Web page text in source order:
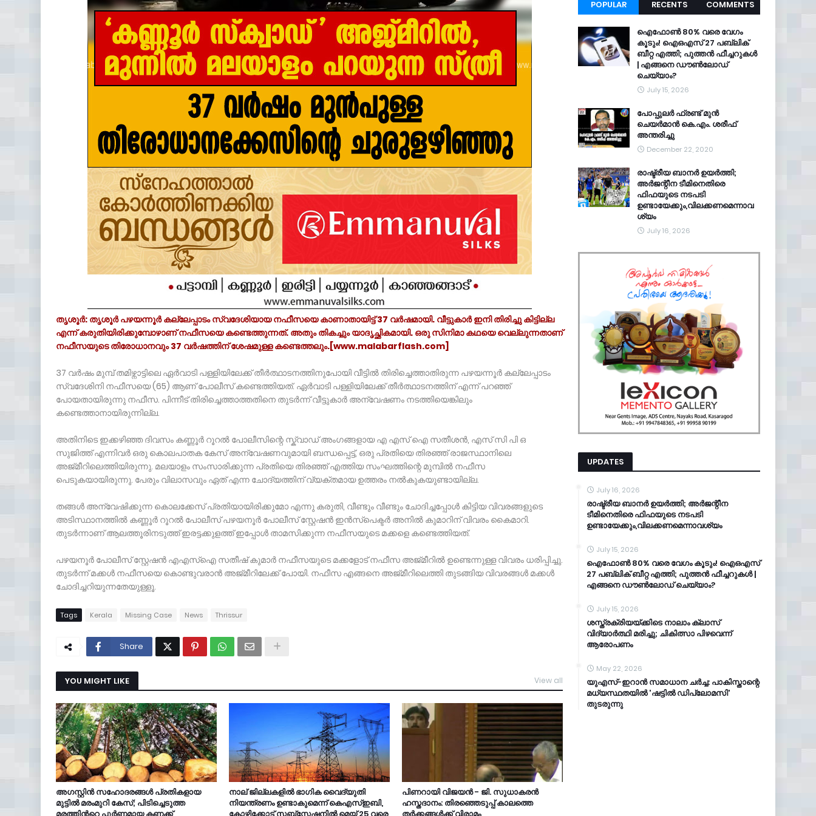
തൃശൂർ: തൃശൂർ പഴയന്നൂർ കല്ലേപ്പാടം സ്വദേശിയായ നഫീസയെ കാണാതായിട്ട് 37 വർഷമായി. വീട്ടുകാർ ഇനി തിരിച്ചു കിട്ടില്ല
എന്ന് കരുതിയിരിക്കുമ്പോഴാണ് നഫീസയെ കണ്ടെത്തുന്നത്. അതും തികച്ചും യാദൃച്ഛികമായി. ഒരു സിനിമാ കഥയെ വെല്ലുന്നതാണ്
നഫീസയുടെ തിരോധാനവും 37 വർഷത്തിന് ശേഷമുള്ള കണ്ടെത്തലും.[www.malabarflash.com]
37 വർഷം മുമ്പ് തമിഴ്നാട്ടിലെ ഏർവാടി പള്ളിയിലേക്ക് തീർത്ഥാടനത്തിനുപോയി വീട്ടിൽ തിരിച്ചെത്താതിരുന്ന പഴയന്നൂർ കല്ലേപ്പാടം
സ്വദേശിനി നഫീസയെ (65) ആണ് പോലീസ് കണ്ടെത്തിയത്. ഏർവാടി പള്ളിയിലേക്ക് തീർത്ഥാടനത്തിന് എന്ന് പറഞ്ഞ്
പോയതായിരുന്നു നഫീസ. പിന്നീട് തിരിച്ചെത്താത്തതിനെ തുടർന്ന് വീട്ടുകാർ അന്വേഷണം നടത്തിയെങ്കിലും
കണ്ടെത്താനായിരുന്നില്ല.
അതിനിടെ ഇക്കഴിഞ്ഞ ദിവസം കണ്ണൂർ റൂറൽ പോലീസിന്റെ സ്ക്വാഡ് അംഗങ്ങളായ എ എസ് ഐ സതീശൻ, എസ് സി പി ഒ
സുജിത്ത് എന്നിവർ ഒരു കൊലപാതക കേസ് അന്വേഷണവുമായി ബന്ധപ്പെട്ട്, ഒരു പ്രതിയെ തിരഞ്ഞ് രാജസ്ഥാനിലെ
അജ്മീറിലെത്തിയിരുന്നു. മലയാളം സംസാരിക്കുന്ന പ്രതിയെ തിരഞ്ഞ് എത്തിയ സംഘത്തിന്റെ മുമ്പിൽ നഫീസ
പെടുകയായിരുന്നു. പേരും വിലാസവും ഏത് എന്ന ചോദ്യത്തിന് വ്യക്തമായ ഉത്തരം നൽകുകയുണ്ടായില്ല.
തങ്ങൾ അന്വേഷിക്കുന്ന കൊലക്കേസ് പ്രതിയായിരിക്കുമോ എന്നു കരുതി, വീണ്ടും വീണ്ടും ചോദിച്ചപ്പോൾ കിട്ടിയ വിവരങ്ങളുടെ
അടിസ്ഥാനത്തിൽ കണ്ണൂർ റൂറൽ പോലീസ് പഴയനൂർ പോലീസ് സ്റ്റേഷൻ ഇൻസ്പെക്ടർ അനിൽ കുമാറിന് വിവരം കൈമാറി.
തുടർന്നാണ് ആലത്തൂരിനടുത്ത് ഇരട്ടക്കുളത്ത് ഇപ്പോൾ താമസിക്കുന്ന നഫീസയുടെ മക്കളെ കണ്ടെത്തിയത്.
പഴയനൂർ പോലീസ് സ്റ്റേഷൻ എഎസ്ഐ സതീഷ് കുമാർ നഫീസയുടെ മക്കളോട് നഫീസ അജ്മീറിൽ ഉണ്ടെന്നുള്ള വിവരം ധരിപ്പിച്ചു.
തുടര്‍ന്ന് മക്കൾ നഫീസയെ കൊണ്ടുവരാന്‍ അജ്മീറിലേക്ക് പോയി. നഫീസ എങ്ങനെ അജ്മീറിലെത്തി തുടങ്ങിയ വിവരങ്ങള്‍ മക്കള്‍
ചോദിച്ചറിയുന്നതേയുള്ളൂ.
Tags Kerala Missing Case News Thrissur
Share
YOU MIGHT LIKE View all
അഗസ്റ്റിൻ സഹോദരങ്ങൾ പ്രതികളായ
മുട്ടിൽ മരംമുറി കേസ്; പിടിച്ചെടുത്ത
നാല് ജില്ലകളിൽ ഭാഗിക വൈദ്യുതി
നിയന്ത്രണം ഉണ്ടാകുമെന്ന് കെഎസ്ഇബി,
പിണറായി വിജയൻ - ജി. സുധാകരൻ
ഹസ്തദാനം: തിരഞ്ഞെടുപ്പ് കാലത്തെ
POPULAR RECENTS COMMENTS
ഐഫോൺ 80% വരെ വേഗം
കൂടും! ഐഒഎസ് 27 പബ്ലിക്
ബീറ്റ എത്തി; പുത്തൻ ഫീച്ചറുകൾ
| എങ്ങനെ ഡൗൺലോഡ്
ചെയ്യാം?
July 15, 2026
പോപ്പുലർ ഫ്രണ്ട്​ മുൻ
ചെയർമാൻ കെ.എം. ശരീഫ്​
അന്തരിച്ചു
December 22, 2020
രാഷ്ട്രീയ ബാനർ ഉയർത്തി;
അർജന്റീന ടീമിനെതിരെ
ഫിഫയുടെ നടപടി
ഉണ്ടായേക്കും,വിലക്കണമെന്നാവ
ശ്യം
July 16, 2026
UPDATES
July 16, 2026
രാഷ്ട്രീയ ബാനർ ഉയർത്തി; അർജന്റീന
ടീമിനെതിരെ ഫിഫയുടെ നടപടി
ഉണ്ടായേക്കും,വിലക്കണമെന്നാവശ്യം
July 15, 2026
ഐഫോൺ 80% വരെ വേഗം കൂടും! ഐഒഎസ്
27 പബ്ലിക് ബീറ്റ എത്തി; പുത്തൻ ഫീച്ചറുകൾ |
എങ്ങനെ ഡൗൺലോഡ് ചെയ്യാം?
July 15, 2026
ശസ്ത്രക്രിയയ്ക്കിടെ നാലാം ക്ലാസ്
വിദ്യാർത്ഥി മരിച്ചു; ചികിത്സാ പിഴവെന്ന്
ആരോപണം
May 22, 2026
യുഎസ്-ഇറാൻ സമാധാന ചർച്ച: പാകിസ്താന്റെ
മധ്യസ്ഥതയിൽ 'ഷട്ടിൽ ഡിപ്ലോമസി'
തുടരുന്നു